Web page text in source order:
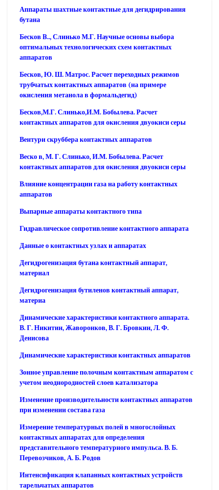
Аппараты шахтные контактные для дегидрирования
бутана
Бесков B.., Слинько М.Г. Научные основы выбора
оптимальных технологических схем контактных
аппаратов
Бесков, Ю. Ш. Матрос. Расчет переходных режимов
трубчатых контактных аппаратов (на примере
окисления метанола в формальдегид)
Бесков,М.Г. Слинько,И.М. Бобылева. Расчет
контактных аппаратов для окисления двуокиси серы
Вентури скруббера контактных аппаратов
Веско в, М. Г. Слинько, И.М. Бобылева. Расчет
контактных аппаратов для окисления двуокиси серы
Влияние концентрации газа на работу контактных
аппаратов
Выпарные аппараты контактного типа
Гидравлическое сопротивление контактного аппарата
Данные о контактных узлах и аппаратах
Дегидрогенизация бутана контактный аппарат,
материал
Дегидрогенизация бутиленов контактный аппарат,
материа
Динамические характеристики контактного аппарата.
В. Г. Никитин, Жаворонков, В. Г. Бровкин, Л. Ф.
Денисова
Динамические характеристики контактных аппаратов
Зонное управление полочным контактным аппаратом с
учетом неоднородностей слоев катализатора
Изменение производительности контактных аппаратов
при изменении состава газа
Измерение температурных полей в многослойных
контактных аппаратах для определения
представительного температурного импульса. В. Б.
Перевозчиков, А. Б. Родов
Интенсификация клапанных контактных устройств
тарельчатых аппаратов